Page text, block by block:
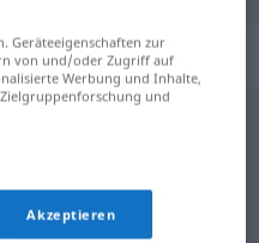
Geräteeigenschaften zur
von und/oder Zugriff auf
Werbung und Inhalte,
und
Akzeptieren